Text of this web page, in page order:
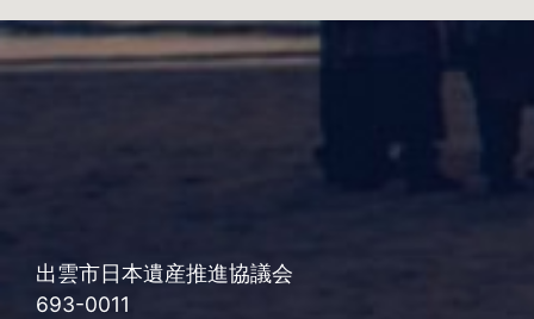
出雲市日本遺産推進協議会
693-0011